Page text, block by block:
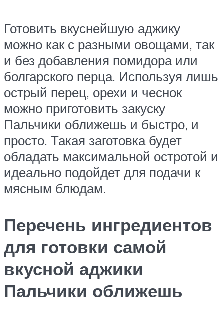
Готовить вкуснейшую аджику
можно как с разными овощами, так
и без добавления помидора или
болгарского перца. Используя лишь
острый перец, орехи и чеснок
можно приготовить закуску
Пальчики оближешь и быстро, и
просто. Такая заготовка будет
обладать максимальной остротой и
идеально подойдет для подачи к
мясным блюдам.
Перечень ингредиентов
для готовки самой
вкусной аджики
Пальчики оближешь